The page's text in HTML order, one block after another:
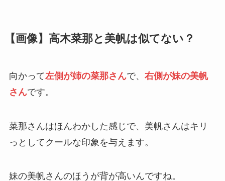
【画像】高木菜那と美帆は似てない？
向かって左側が姉の菜那さんで、 右側が妹の美帆
さんです。
菜那さんはほんわかした感じで、美帆さんはキリ
っとしてクールな印象を与えます。
妹の美帆さんのほうが背が高いんですね。